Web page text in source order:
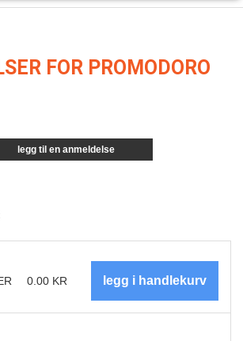
FOR PROMODORO
legg til en anmeldelse
0.00 KR